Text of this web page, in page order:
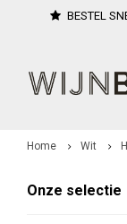
BESTEL
Home Wit
Onze selectie